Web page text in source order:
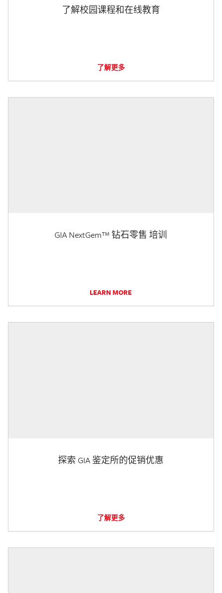
了解校园课程和在线教育
了解更多
GIA NextGem™ 钻石零售 培训
LEARN MORE
探索 GIA 鉴定所的促销优惠
了解更多